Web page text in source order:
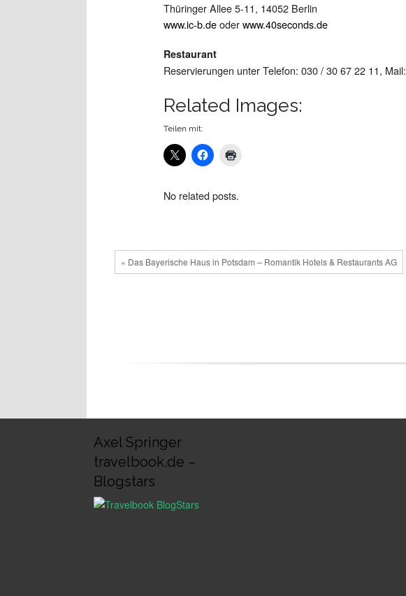
Thüringer Allee 5-11, 14052 Berlin
www.ic-b.deoderwww.40seconds.de
Restaurant
Reservierungen unter Telefon: 030 / 30 67 22 11, Mail:
Related Images:
Teilen mit:
No related posts.
« Das Bayerische Haus in Potsdam – Romantik Hotels & Restaurants AG
Axel Springer
travelbook.de –
Blogstars